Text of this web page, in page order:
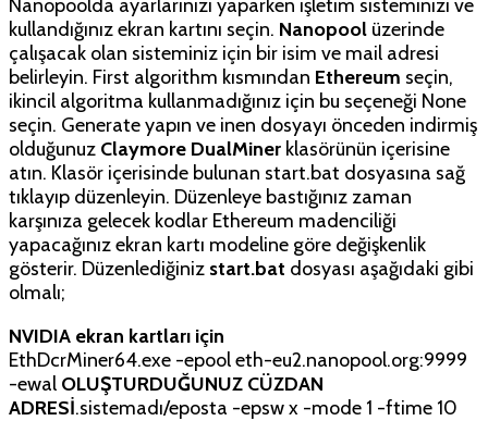
Nanopoolda ayarlarınızı yaparken işletim sisteminizi ve
kullandığınız ekran kartını seçin. Nanopool üzerinde
çalışacak olan sisteminiz için bir isim ve mail adresi
belirleyin. First algorithm kısmından Ethereum seçin,
ikincil algoritma kullanmadığınız için bu seçeneği None
seçin. Generate yapın ve inen dosyayı önceden indirmiş
olduğunuz Claymore DualMiner klasörünün içerisine
atın. Klasör içerisinde bulunan start.bat dosyasına sağ
tıklayıp düzenleyin. Düzenleye bastığınız zaman
karşınıza gelecek kodlar Ethereum madenciliği
yapacağınız ekran kartı modeline göre değişkenlik
gösterir. Düzenlediğiniz start.bat dosyası aşağıdaki gibi
olmalı;
NVIDIA ekran kartları için
EthDcrMiner64.exe -epool eth-eu2.nanopool.org:9999
-ewal OLUŞTURDUĞUNUZ CÜZDAN
ADRESİ.sistemadı/eposta -epsw x -mode 1 -ftime 10